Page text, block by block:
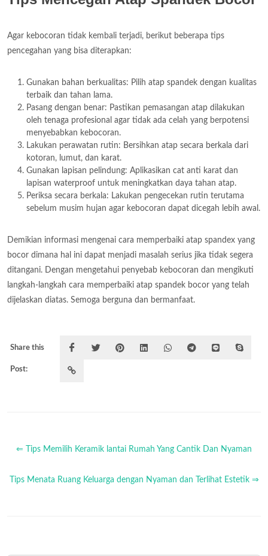
Agar kebocoran tidak kembali terjadi, berikut beberapa tips
pencegahan yang bisa diterapkan:
Gunakan bahan berkualitas: Pilih atap spandek dengan kualitas
terbaik dan tahan lama.
Pasang dengan benar: Pastikan pemasangan atap dilakukan
oleh tenaga profesional agar tidak ada celah yang berpotensi
menyebabkan kebocoran.
Lakukan perawatan rutin: Bersihkan atap secara berkala dari
kotoran, lumut, dan karat.
Gunakan lapisan pelindung: Aplikasikan cat anti karat dan
lapisan waterproof untuk meningkatkan daya tahan atap.
Periksa secara berkala: Lakukan pengecekan rutin terutama
sebelum musim hujan agar kebocoran dapat dicegah lebih awal.
Demikian informasi mengenai cara memperbaiki atap spandex yang
bocor dimana hal ini dapat menjadi masalah serius jika tidak segera
ditangani. Dengan mengetahui penyebab kebocoran dan mengikuti
langkah-langkah cara memperbaiki atap spandek bocor yang telah
dijelaskan diatas. Semoga berguna dan bermanfaat.
Share this
Post:
⇐ Tips Memilih Keramik lantai Rumah Yang Cantik Dan Nyaman
Tips Menata Ruang Keluarga dengan Nyaman dan Terlihat Estetik ⇒